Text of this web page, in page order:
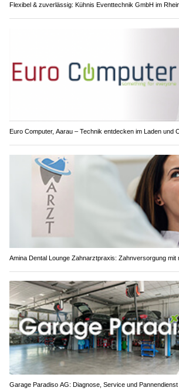
Flexibel & zuverlässig: Kühnis Eventtechnik GmbH im
Euro Computer, Aarau – Technik entdecken im Laden und
Amina Dental Lounge Zahnarztpraxis: Zahnversorgung mit
Garage Paradiso AG: Diagnose, Service und